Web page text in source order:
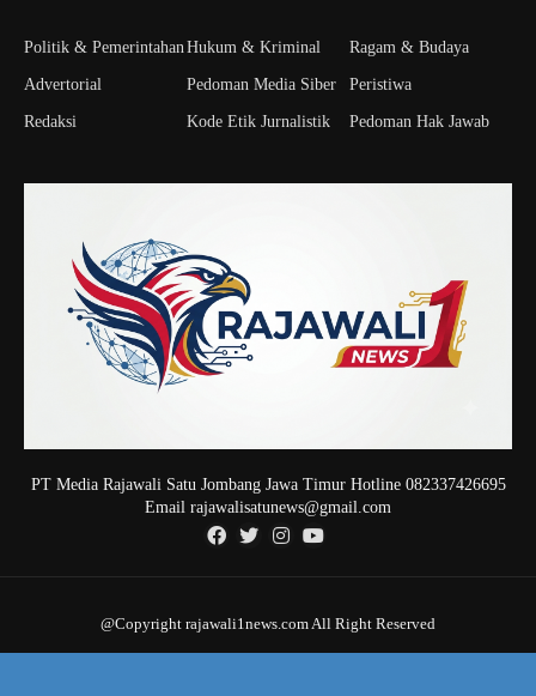
Politik & Pemerintahan
Advertorial
Redaksi
Hukum & Kriminal
Pedoman Media Siber
Kode Etik Jurnalistik
Ragam & Budaya
Peristiwa
Pedoman Hak Jawab
PT Media Rajawali Satu Jombang Jawa Timur Hotline 082337426695
Email rajawalisatunews@gmail.com
@Copyright rajawali1news.com All Right Reserved